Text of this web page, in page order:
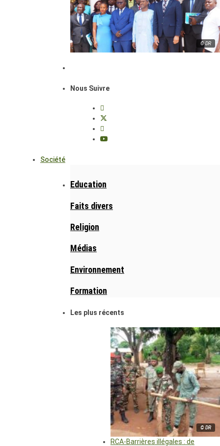
© DR
Nous Suivre
Société
Education
Faits divers
Religion
Médias
Environnement
Formation
Les plus récents
© DR
RCA-Barrières illégales : de